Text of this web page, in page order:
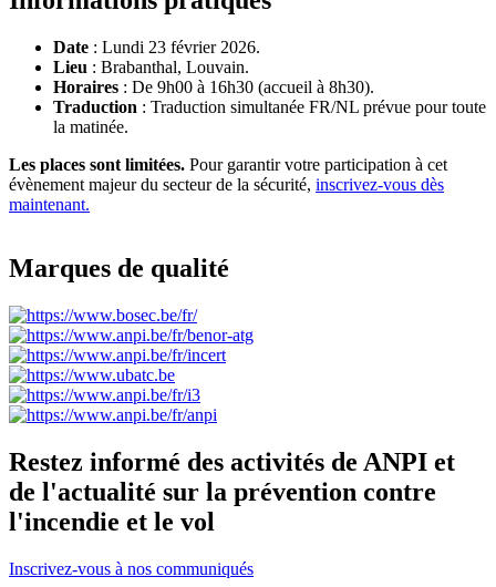
Date : Lundi 23 février 2026.
Lieu : Brabanthal, Louvain.
Horaires : De 9h00 à 16h30 (accueil à 8h30).
Traduction : Traduction simultanée FR/NL prévue pour toute
la matinée.
Les places sont limitées. Pour garantir votre participation à cet
évènement majeur du secteur de la sécurité, inscrivez-vous dès
maintenant.
Marques de qualité
Restez informé des activités de ANPI et
de l'actualité sur la prévention contre
l'incendie et le vol
Inscrivez-vous à nos communiqués